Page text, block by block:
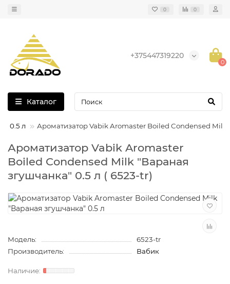
0 0
+375447319220
0
Каталог
0.5 л Ароматизатор Vabik Aromaster Boiled Condensed Milk
Ароматизатор Vabik Aromaster
Boiled Condensed Milk "Вараная
згушчанка" 0.5 л ( 6523-tr)
Модель:
6523-tr
Производитель:
Вабик